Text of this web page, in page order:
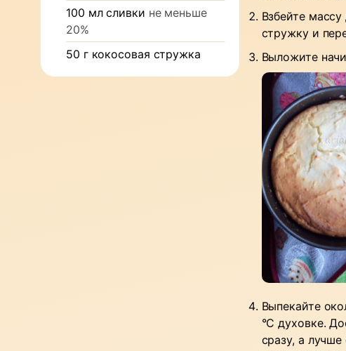
100 мл сливки не меньше
20%
50 г кокосовая стружка
Взбейте
стружку и
Выложите
Выпекайте
°C духовке.
сразу, а